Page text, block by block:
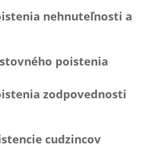
nehnuteľnosti a
poistenia
zodpovednosti
cudzincov